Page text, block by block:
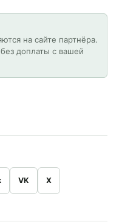
на сайте партнёра.
доплаты с вашей
VK X